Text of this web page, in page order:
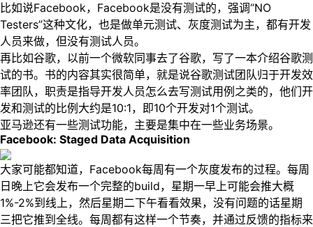
比如说Facebook，Facebook是没有测试的，强调“NO
Testers”这种文化，也是做单元测试、灰度测试为主，都有开发
人员来做，但没有测试人员。
再比如谷歌，以前一个微软同事去了谷歌，写了一本介绍谷歌测
试的书。书的内容其实很简单，就是说谷歌测试团队归于开发效
率团队，职责是指导开发人员怎么去写测试用例之类的，他们开
发和测试的比例大约是10:1，即10个开发对1个测试。
亚马逊还有一些测试功能，主要是集中在一些业务场景。
Facebook: Staged Data Acquisition
大家可能都知道，Facebook每周有一个灰度发布的过程。每周
日晚上它会发布一个完整的build，星期一早上可能会推大概
1%-2%到线上，然后星期二下午看看效果，没有问题的话星期
三把它推到全线。每周都有这样一个节奏，并通过反馈的指标来